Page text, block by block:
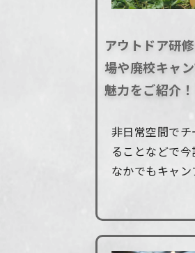
アウトドア研
場や廃校キャ
魅力をご紹介！
非日常空間で
ることなどで今
なかでもキャ
は、アウトド